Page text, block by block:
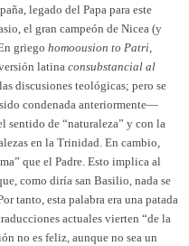
legado del Papa para este
el gran campeón de Nicea (y
griego homoousion to Patri,
latina consubstancial al
discusiones teológicas; pero se
condenada anteriormente—
sentido de “naturaleza” y con la
en la Trinidad. En cambio,
que el Padre. Esto implica al
como diría san Basilio, nada se
tanto, esta palabra era una patada
actuales vierten “de la
no es feliz, aunque no sea un